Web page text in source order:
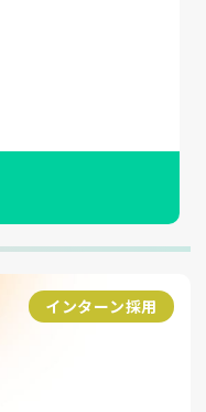
インターン採用